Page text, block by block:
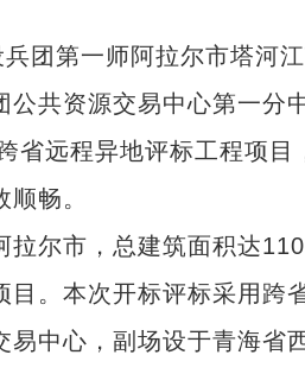
第一师阿拉尔市塔河江
公共资源交易中心第一分
省远程异地评标工程项
畅。
尔市，总建筑面积达
目。本次开标评标采用跨
易中心，副场设于青海省